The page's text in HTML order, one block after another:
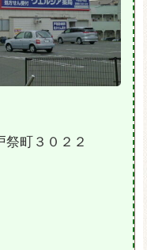
町３０２２